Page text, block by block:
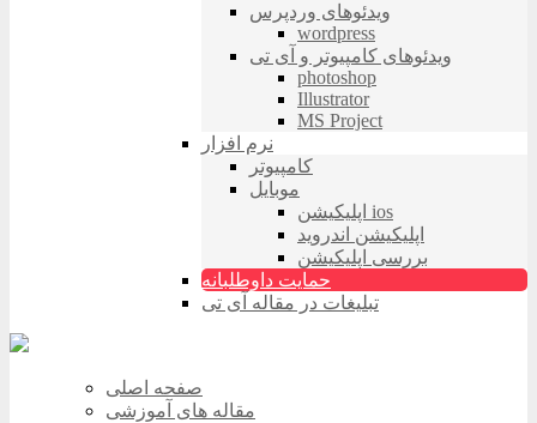
ویدئوهای وردپرس
wordpress
ویدئوهای کامپیوتر و آی تی
photoshop
Illustrator
MS Project
نرم افزار
کامپیوتر
موبایل
اپلیکیشن ios
اپلیکیشن اندروید
بررسی اپلیکیشن
حمایت داوطلبانه
تبلیغات در مقاله آی تی
صفحه اصلی
مقاله های آموزشی